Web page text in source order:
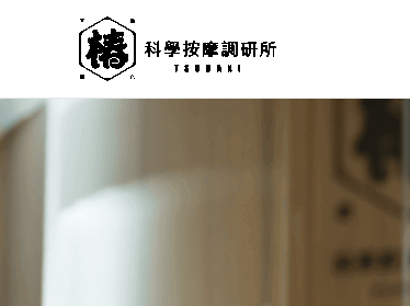
內
容